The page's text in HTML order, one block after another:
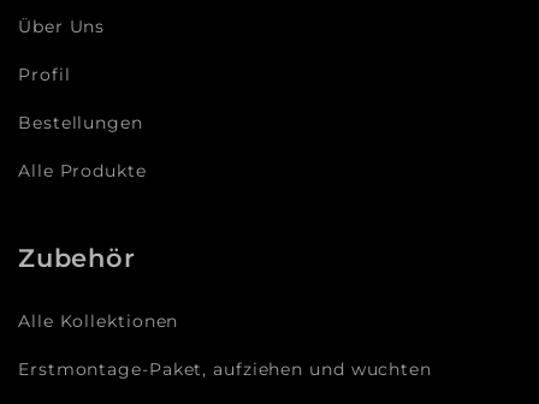
Über Uns
Profil
Bestellungen
Alle Produkte
Zubehör
Alle Kollektionen
Erstmontage-Paket, aufziehen und wuchten